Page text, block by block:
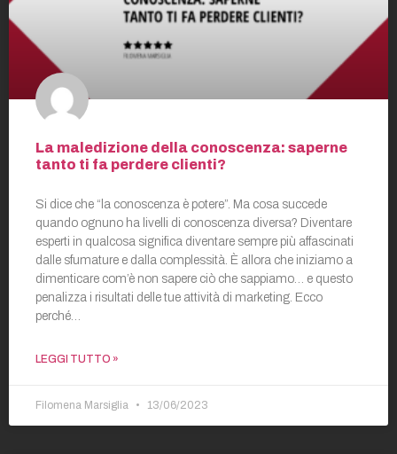
La maledizione della conoscenza: saperne
tanto ti fa perdere clienti?
Si dice che “la conoscenza è potere”. Ma cosa succede
quando ognuno ha livelli di conoscenza diversa? Diventare
esperti in qualcosa significa diventare sempre più affascinati
dalle sfumature e dalla complessità. È allora che iniziamo a
dimenticare com’è non sapere ciò che sappiamo… e questo
penalizza i risultati delle tue attività di marketing. Ecco
perché…
LEGGI TUTTO »
Filomena Marsiglia 13/06/2023